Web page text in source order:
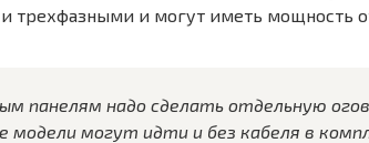
трехфазными и могут иметь мощность
панелям надо сделать отдельную
модели могут идти и без кабеля в